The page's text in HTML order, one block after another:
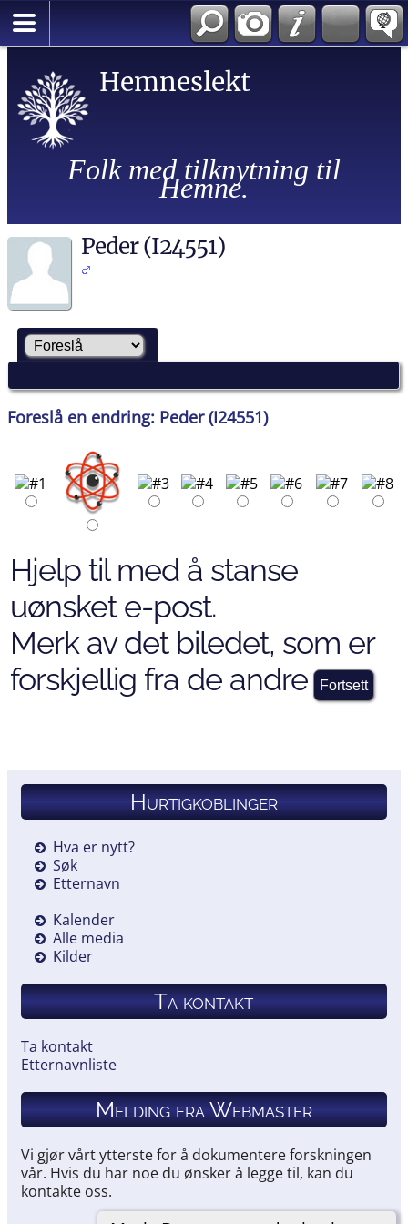
Hemneslekt
Folk med tilknytning til
Hemne.
Peder (I24551)
Foreslå en endring: Peder (I24551)
Hjelp til med å stanse
uønsket e-post.
Merk av det biledet, som er
forskjellig fra de andre
Hurtigkoblinger
Hva er nytt?
Søk
Etternavn
Kalender
Alle media
Kilder
Ta kontakt
Ta kontakt
Etternavnliste
Melding fra Webmaster
Vi gjør vårt ytterste for å dokumentere forskningen
vår. Hvis du har noe du ønsker å legge til, kan du
kontakte oss.